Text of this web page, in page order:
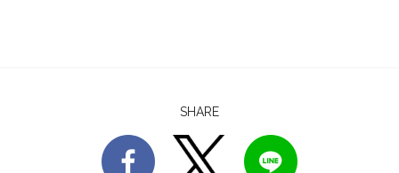
SHARE